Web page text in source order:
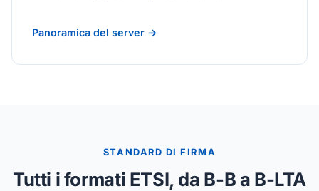
Panoramica del server →
STANDARD DI FIRMA
Tutti i formati ETSI, da B-B a B-LTA